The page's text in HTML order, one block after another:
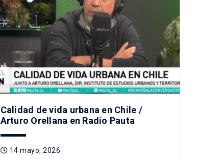
Calidad de vida urbana en Chile /
Arturo Orellana en Radio Pauta
14 mayo, 2026